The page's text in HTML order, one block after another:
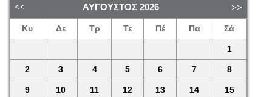
ΑΎΓΟΥΣΤΟΣ 2026
Κυ Δε Τρ Τε Πέ Πα Σά
1
2 3 4 5 6 7 8
9 10 11 12 13 14 15